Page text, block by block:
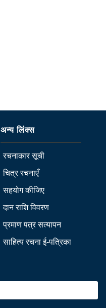
अन्य लिंक्स
रचनाकार सूची
चित्र रचनाएँ
सहयोग कीजिए
दान राशि विवरण
प्रमाण पत्र सत्यापन
साहित्य रचना ई-पत्रिका